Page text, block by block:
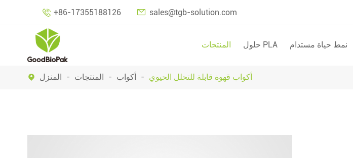
 +86-17355188126  sales@tgb-solution.com
المنتجات حلول PLA نمط حياة مستدام
 المنزل المنتجات أكواب أكواب قهوة قابلة للتحلل الحيوي